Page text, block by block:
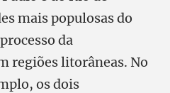
mais populosas do
da
regiões litorâneas. No
os dois